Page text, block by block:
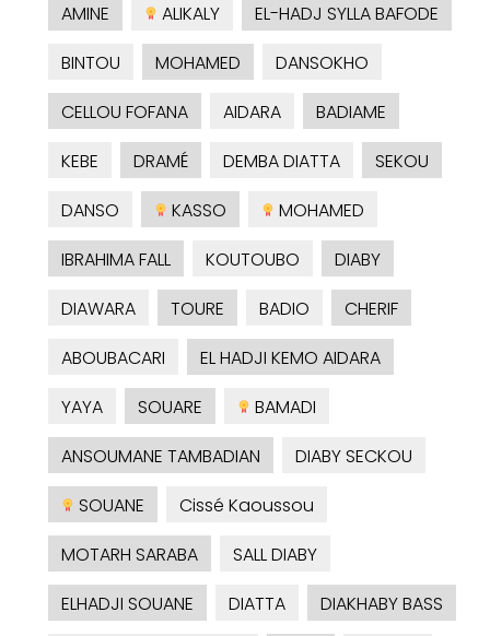
AMINE
ALIKALY
EL-HADJ SYLLA BAFODE
BINTOU
MOHAMED
DANSOKHO
CELLOU FOFANA
AIDARA
BADIAME
KEBE
DRAMÉ DEMBA DIATTA
SEKOU
DANSO
KASSO
MOHAMED
IBRAHIMA FALL
KOUTOUBO
DIABY
DIAWARA
TOURE BADIO
CHERIF
ABOUBACARI
EL HADJI KEMO AIDARA
YAYA
SOUARE
BAMADI
ANSOUMANE TAMBADIAN
DIABY SECKOU
SOUANE
Cissé Kaoussou
MOTARH SARABA
SALL DIABY
ELHADJI SOUANE
DIATTA
DIAKHABY BASS